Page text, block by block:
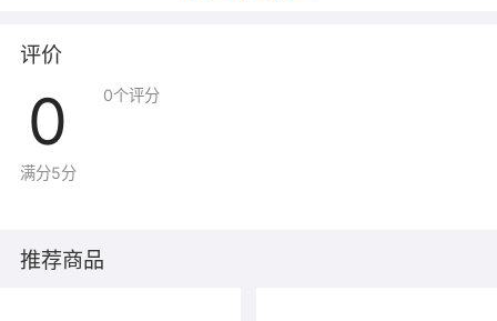
评价
0
满分5分
0个评分
推荐商品